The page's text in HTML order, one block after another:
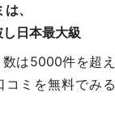
、
日本最大級
は5000件を超え
コミを無料でみる